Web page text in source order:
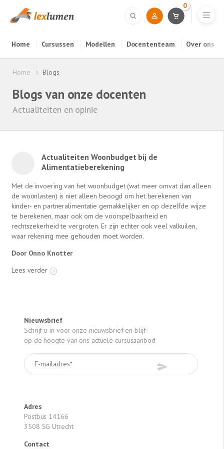
Home Cursussen Modellen Docententeam Over ons
0
Home Blogs
Blogs van onze docenten
Actualiteiten en opinie
Actualiteiten Woonbudget bij de
Alimentatieberekening
Met de invoering van het woonbudget (wat meer omvat dan alleen
de woonlasten) is niet alleen beoogd om het berekenen van
kinder- en partneralimentatie gemakkelijker en op dezelfde wijze
te berekenen, maar ook om de voorspelbaarheid en
rechtszekerheid te vergroten. Er zijn echter ook veel valkuilen,
waar rekening mee gehouden moet worden.
Door Onno Knotter
Lees verder
Nieuwsbrief
Schrijf u in voor onze nieuwsbrief en blijf
op de hoogte van ons actuele cursusaanbod
Adres
Postbus 14166
3508 SG Utrecht
Contact